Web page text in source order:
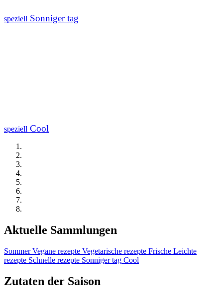
speziell Sonniger tag
speziell Cool
Aktuelle Sammlungen
Sommer Vegane rezepte Vegetarische rezepte Frische Leichte
rezepte Schnelle rezepte Sonniger tag Cool
Zutaten der Saison